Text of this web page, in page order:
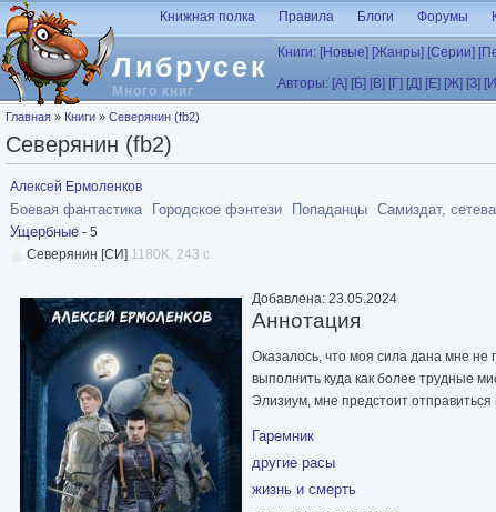
Перейти к основному содержанию
Либрусек
Много книг
Книжная полка Правила Блоги Форумы
Книги: [Новые] [Жанры] [Серии]
Авторы: [А] [Б] [В] [Г] [Д] [Е] [Ж] [З]
Вы здесь
Главная » Книги » Северянин (fb2)
Северянин (fb2)
Алексей Ермоленков
Боевая фантастика Городское фэнтези Попаданцы Самиздат,
Ущербные - 5
Северянин [СИ] 1180K, 243 с.
Добавлена: 23.05.2024
Аннотация
Оказалось, что моя сила дана мне
выполнить куда как более трудные
Элизиум, мне предстоит
Гаремник
другие расы
жизнь и смерть